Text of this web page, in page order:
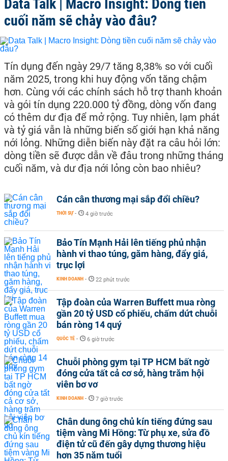
Data Talk | Macro Insight: Dòng tiền
cuối năm sẽ chảy vào đâu?
Tín dụng đến ngày 29/7 tăng 8,38% so với cuối
năm 2025, trong khi huy động vốn tăng chậm
hơn. Cùng với các chính sách hỗ trợ thanh khoản
và gói tín dụng 220.000 tỷ đồng, dòng vốn đang
có thêm dư địa để mở rộng. Tuy nhiên, lạm phát
và tỷ giá vẫn là những biến số giới hạn khả năng
nới lỏng. Những diễn biến này đặt ra câu hỏi lớn:
dòng tiền sẽ được dẫn về đâu trong những tháng
cuối năm, và dư địa nới lỏng còn bao nhiêu?
Cán cân thương mại sắp đổi chiều?
THỜI SỰ - 4 giờ trước
Bảo Tín Mạnh Hải lên tiếng phủ nhận
hành vi thao túng, găm hàng, đẩy giá,
trục lợi
KINH DOANH - 22 phút trước
Tập đoàn của Warren Buffett mua ròng
gần 20 tỷ USD cổ phiếu, chấm dứt chuỗi
bán ròng 14 quý
QUỐC TẾ - 6 giờ trước
Chuỗi phòng gym tại TP HCM bất ngờ
đóng cửa tất cả cơ sở, hàng trăm hội
viên bơ vơ
KINH DOANH - 7 giờ trước
Chân dung ông chủ kín tiếng đứng sau
tiệm vàng Mi Hồng: Từ phụ xe, sửa đồ
điện tử cũ đến gây dựng thương hiệu
hơn 35 năm tuổi